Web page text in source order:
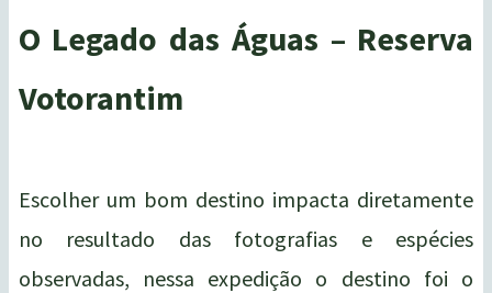
O Legado das Águas – Reserva
Votorantim
Escolher um bom destino impacta diretamente
no resultado das fotografias e espécies
observadas, nessa expedição o destino foi o